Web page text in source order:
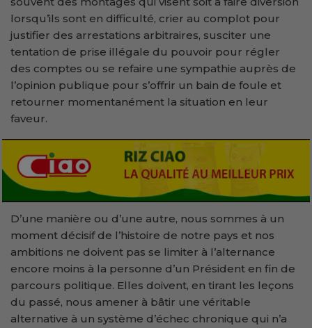
lorsqu’ils sont en difficulté, crier au complot pour
justifier des arrestations arbitraires, susciter une
tentation de prise illégale du pouvoir pour régler
des comptes ou se refaire une sympathie auprès de
l’opinion publique pour s’offrir un bain de foule et
retourner momentanément la situation en leur
faveur.
D’une manière ou d’une autre, nous sommes à un
moment décisif de l’histoire de notre pays et nos
ambitions ne doivent pas se limiter à l’alternance
encore moins à la personne d’un Président en fin de
parcours politique. Elles doivent, en tirant les leçons
du passé, nous amener à bâtir une véritable
alternative à un système d’échec chronique qui n’a